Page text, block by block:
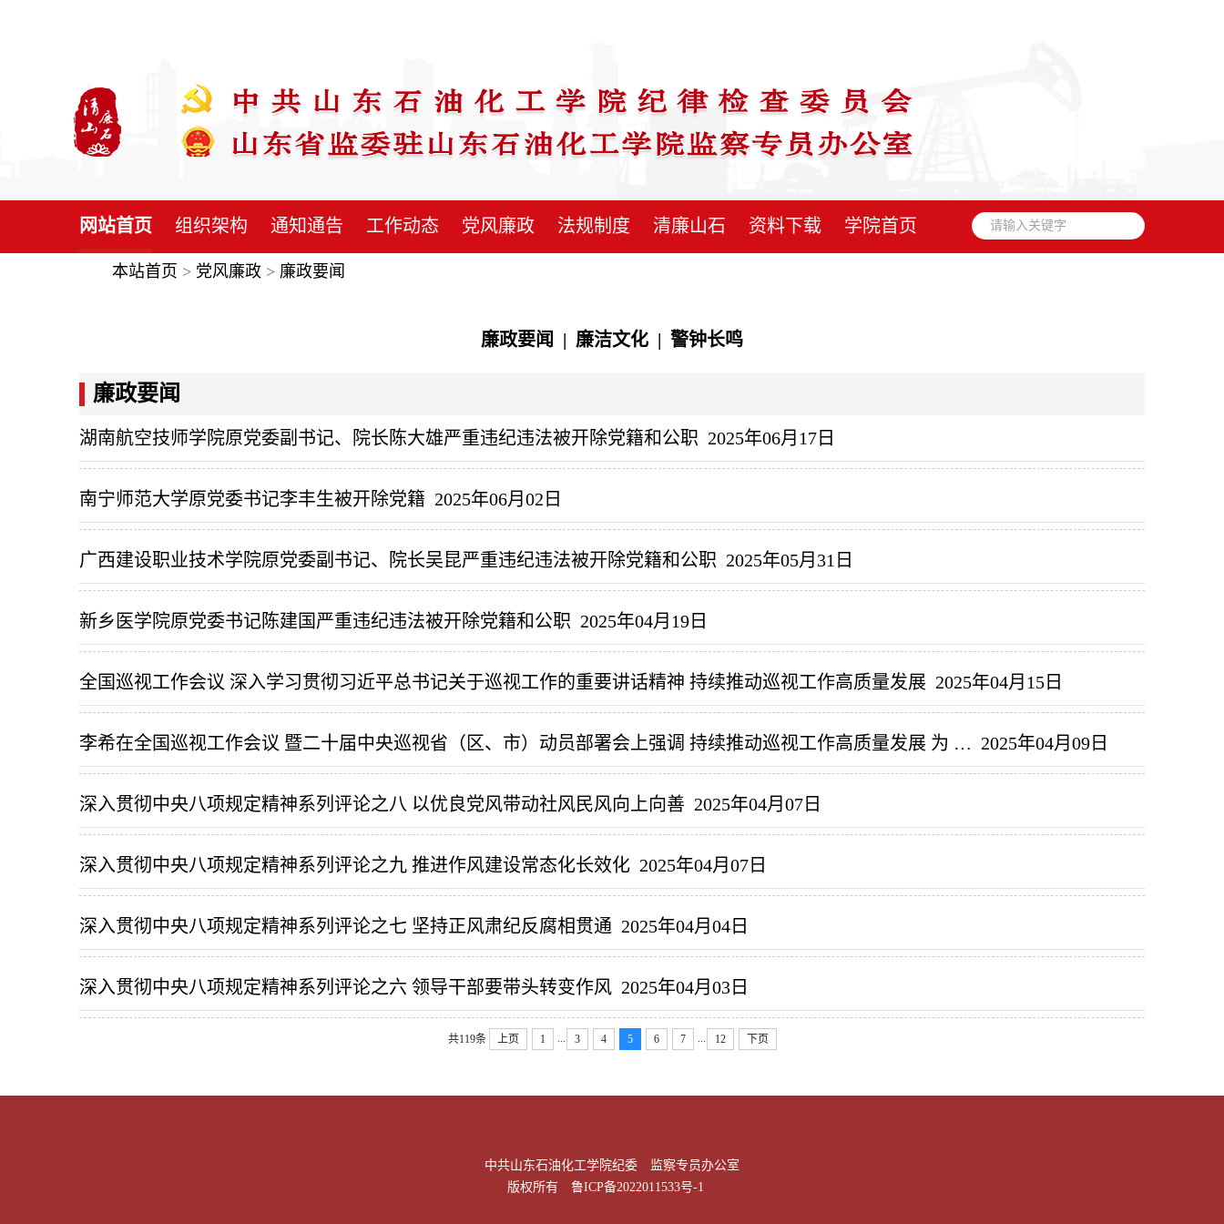
网站首页 组织架构 通知通告 工作动态 党风廉政 法规制度 清廉山石 资料下载 学院首页
本站首页 > 党风廉政 > 廉政要闻
廉政要闻 | 廉洁文化 | 警钟长鸣
廉政要闻
湖南航空技师学院原党委副书记、院长陈大雄严重违纪违法被开除党籍和公职 2025年06月17日
南宁师范大学原党委书记李丰生被开除党籍 2025年06月02日
广西建设职业技术学院原党委副书记、院长吴昆严重违纪违法被开除党籍和公职 2025年05月31日
新乡医学院原党委书记陈建国严重违纪违法被开除党籍和公职 2025年04月19日
全国巡视工作会议 深入学习贯彻习近平总书记关于巡视工作的重要讲话精神 持续推动巡视工作高质量发展 2025年04月15日
李希在全国巡视工作会议 暨二十届中央巡视省（区、市）动员部署会上强调 持续推动巡视工作高质量发展 为 … 2025年04月09日
深入贯彻中央八项规定精神系列评论之八 以优良党风带动社风民风向上向善 2025年04月07日
深入贯彻中央八项规定精神系列评论之九 推进作风建设常态化长效化 2025年04月07日
深入贯彻中央八项规定精神系列评论之七 坚持正风肃纪反腐相贯通 2025年04月04日
深入贯彻中央八项规定精神系列评论之六 领导干部要带头转变作风 2025年04月03日
共119条 上页 1 3 4 5 6 7 12 下页
中共山东石油化工学院纪委 监察专员办公室
版权所有 鲁ICP备2022011533号-1